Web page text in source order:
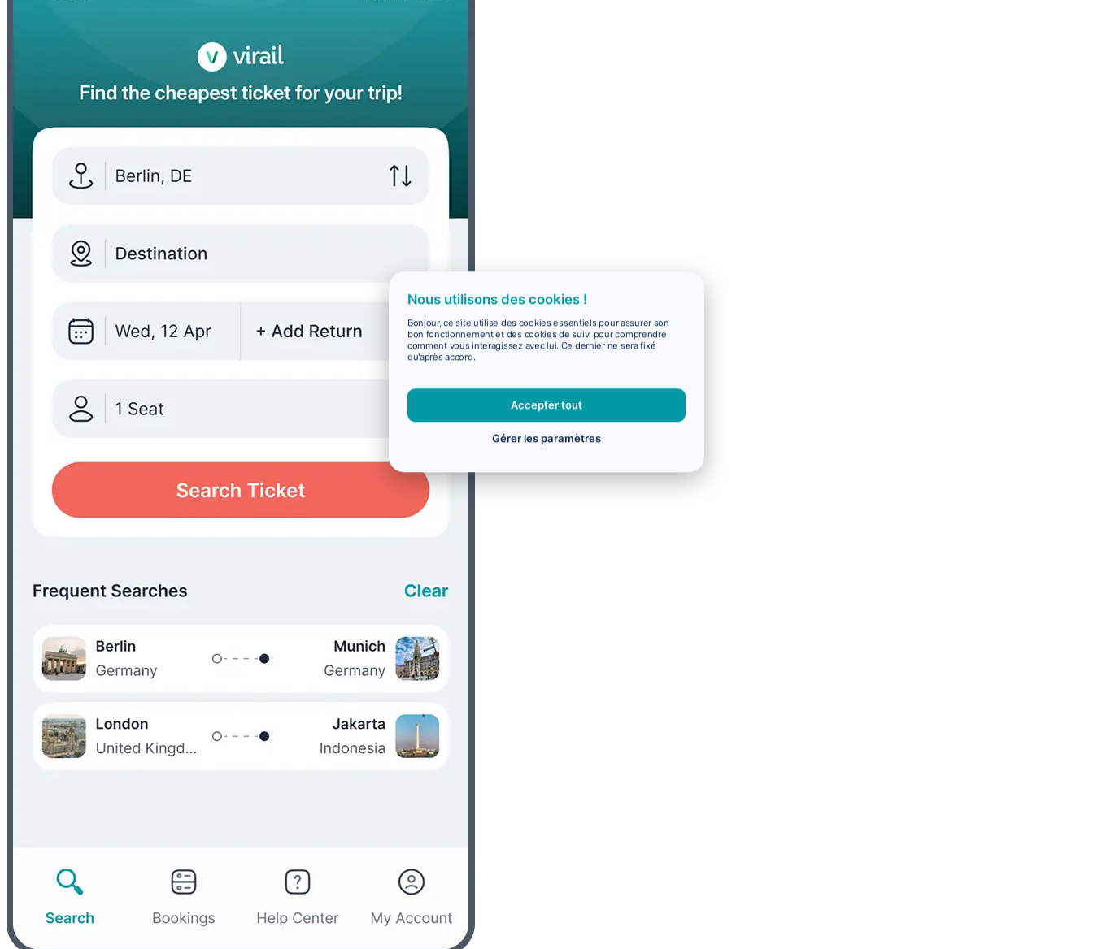
Nous utilisons des cookies !
Bonjour, ce site utilise des cookies essentiels pour assurer son
bon fonctionnement et des cookies de suivi pour comprendre
comment vous interagissez avec lui. Ce dernier ne sera fixé
qu'après accord.
Accepter tout
Gérer les paramètres